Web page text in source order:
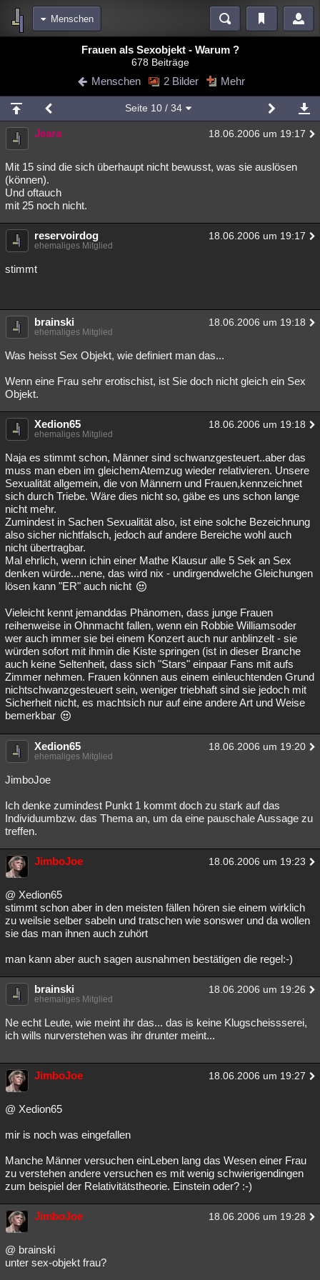
Menschen
Blogs Videos
Chat Wiki Neuigkeiten
meine Rubriken
Menschen Mystery Kriminalfälle
Spiritualität Verschwörungen Technologie Ufologie
Natur Umfragen
Philosophie Träume Literatur
Astronomie
Übersichten
Besucht Teilgenommen
Schlüsselwörter
Frauen als Sexobjekt - Warum ?
678 Beiträge
Menschen 2 Bilder Mehr
Seite 10/ 34
Jeara 18.06.2006 um 19:17
Mit 15 sind die sich überhaupt nicht bewusst, was sie auslösen
(können).
Und oftauch
mit 25 noch nicht.
reservoirdog 18.06.2006 um 19:17
ehemaliges Mitglied
stimmt
brainski 18.06.2006 um 19:18
ehemaliges Mitglied
Was heisst Sex Objekt, wie definiert man das...
Wenn eine Frau sehr erotischist, ist Sie doch nicht gleich ein Sex
Objekt.
Xedion65 18.06.2006 um 19:18
ehemaliges Mitglied
Naja es stimmt schon, Männer sind schwanzgesteuert..aber das
muss man eben im gleichemAtemzug wieder relativieren. Unsere
Sexualität allgemein, die von Männern und Frauen,kennzeichnet
sich durch Triebe. Wäre dies nicht so, gäbe es uns schon lange
nicht mehr.
Zumindest in Sachen Sexualität also, ist eine solche Bezeichnung
also sicher nichtfalsch, jedoch auf andere Bereiche wohl auch
nicht übertragbar.
Mal ehrlich, wenn ichin einer Mathe Klausur alle 5 Sek an Sex
denken würde...nene, das wird nix - undirgendwelche Gleichungen
lösen kann "ER" auch nicht
Vieleicht kennt jemanddas Phänomen, dass junge Frauen
reihenweise in Ohnmacht fallen, wenn ein Robbie Williamsoder
wer auch immer sie bei einem Konzert auch nur anblinzelt - sie
würden sofort mit ihmin die Kiste springen (ist in dieser Branche
auch keine Seltenheit, dass sich "Stars" einpaar Fans mit aufs
Zimmer nehmen. Frauen können aus einem einleuchtenden Grund
nichtschwanzgesteuert sein, weniger triebhaft sind sie jedoch mit
Sicherheit nicht, es machtsich nur auf eine andere Art und Weise
bemerkbar
Xedion65 18.06.2006 um 19:20
ehemaliges Mitglied
JimboJoe
Ich denke zumindest Punkt 1 kommt doch zu stark auf das
Individuumbzw. das Thema an, um da eine pauschale Aussage zu
treffen.
JimboJoe 18.06.2006 um 19:23
@ Xedion65
stimmt schon aber in den meisten fällen hören sie einem wirklich
zu weilsie selber sabeln und tratschen wie sonswer und da wollen
sie das man ihnen auch zuhört
man kann aber auch sagen ausnahmen bestätigen die regel:-)
brainski 18.06.2006 um 19:26
ehemaliges Mitglied
Ne echt Leute, wie meint ihr das... das is keine Klugscheissserei,
ich wills nurverstehen was ihr drunter meint...
JimboJoe 18.06.2006 um 19:27
@ Xedion65
mir is noch was eingefallen
Manche Männer versuchen einLeben lang das Wesen einer Frau
zu verstehen andere versuchen es mit wenig schwierigendingen
zum beispiel der Relativitätstheorie. Einstein oder? :-)
JimboJoe 18.06.2006 um 19:28
@ brainski
unter sex-objekt frau?